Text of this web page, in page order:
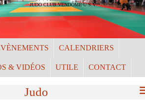
JUDO CLUB VENDÔME U.S.V.
CALENDRIERS
& VIDÉOS UTILE CONTACT
Judo
cookies